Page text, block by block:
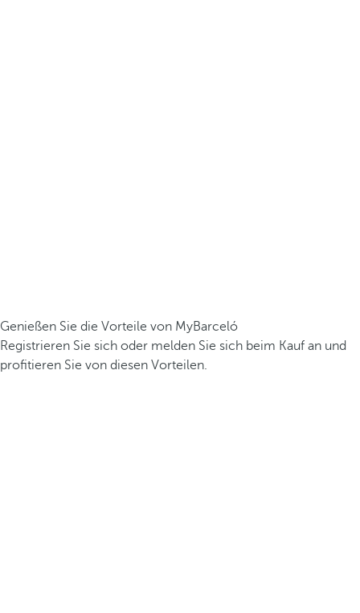
Genießen Sie die Vorteile von MyBarceló
Registrieren Sie sich oder melden Sie sich beim Kauf an und
profitieren Sie von diesen Vorteilen.